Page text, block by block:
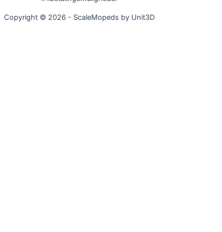
Copyright © 2026 - ScaleMopeds by Unit3D